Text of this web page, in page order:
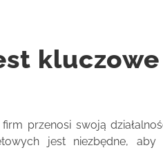
przenosi swoją
jest niezbędne, aby